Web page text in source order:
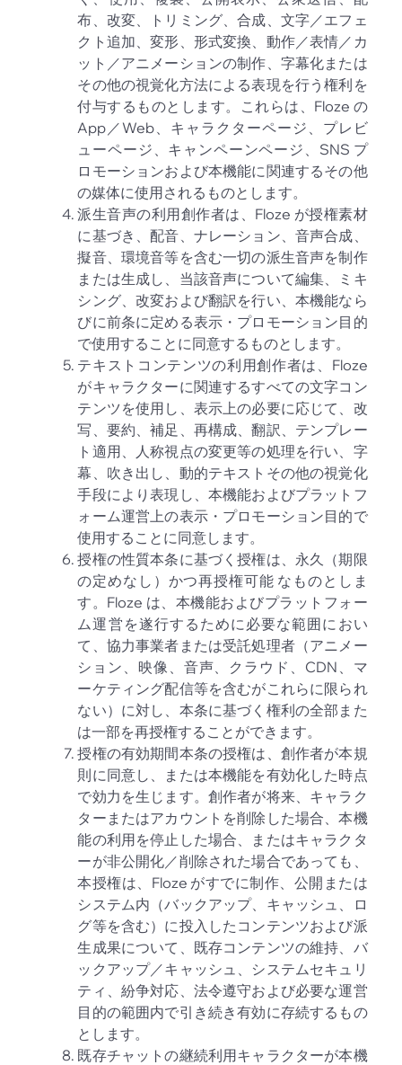
布、改変、トリミング、合成、文字／エフェ
クト追加、変形、形式変換、動作／表情／カ
ット／アニメーションの制作、字幕化または
その他の視覚化方法による表現を行う権利を
付与するものとします。これらは、Floze の
App／Web、キャラクターページ、プレビ
ューページ、キャンペーンページ、SNS プ
ロモーションおよび本機能に関連するその他
の媒体に使用されるものとします。
派生音声の利用創作者は、Floze が授権素材
に基づき、配音、ナレーション、音声合成、
擬音、環境音等を含む一切の派生音声を制作
または生成し、当該音声について編集、ミキ
シング、改変および翻訳を行い、本機能なら
びに前条に定める表示・プロモーション目的
で使用することに同意するものとします。
テキストコンテンツの利用創作者は、Floze
がキャラクターに関連するすべての文字コン
テンツを使用し、表示上の必要に応じて、改
写、要約、補足、再構成、翻訳、テンプレー
ト適用、人称視点の変更等の処理を行い、字
幕、吹き出し、動的テキストその他の視覚化
手段により表現し、本機能およびプラットフ
ォーム運営上の表示・プロモーション目的で
使用することに同意します。
授権の性質本条に基づく授権は、永久（期限
の定めなし）かつ再授権可能 なものとしま
す。Floze は、本機能およびプラットフォー
ム運営を遂行するために必要な範囲におい
て、協力事業者または受託処理者（アニメー
ション、映像、音声、クラウド、CDN、マ
ーケティング配信等を含むがこれらに限られ
ない）に対し、本条に基づく権利の全部また
は一部を再授権することができます。
授権の有効期間本条の授権は、創作者が本規
則に同意し、または本機能を有効化した時点
で効力を生じます。創作者が将来、キャラク
ターまたはアカウントを削除した場合、本機
能の利用を停止した場合、またはキャラクタ
ーが非公開化／削除された場合であっても、
本授権は、Floze がすでに制作、公開または
システム内（バックアップ、キャッシュ、ロ
グ等を含む）に投入したコンテンツおよび派
生成果について、既存コンテンツの維持、バ
ックアップ／キャッシュ、システムセキュリ
ティ、紛争対応、法令遵守および必要な運営
目的の範囲内で引き続き有効に存続するもの
とします。
既存チャットの継続利用キャラクターが本機